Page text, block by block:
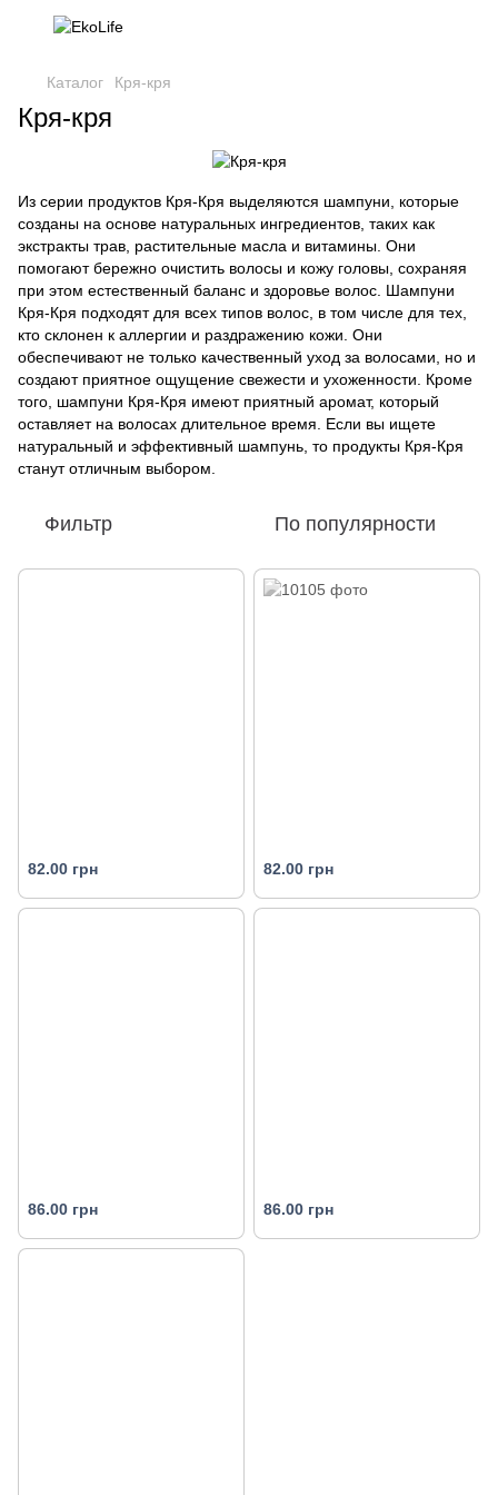
Каталог Кря-кря
Кря-кря
Из серии продуктов Кря-Кря выделяются шампуни, которые
созданы на основе натуральных ингредиентов, таких как
экстракты трав, растительные масла и витамины. Они
помогают бережно очистить волосы и кожу головы, сохраняя
при этом естественный баланс и здоровье волос. Шампуни
Кря-Кря подходят для всех типов волос, в том числе для тех,
кто склонен к аллергии и раздражению кожи. Они
обеспечивают не только качественный уход за волосами, но и
создают приятное ощущение свежести и ухоженности. Кроме
того, шампуни Кря-Кря имеют приятный аромат, который
оставляет на волосах длительное время. Если вы ищете
натуральный и эффективный шампунь, то продукты Кря-Кря
станут отличным выбором.
Фильтр По популярности
82.00 грн 82.00 грн
86.00 грн 86.00 грн